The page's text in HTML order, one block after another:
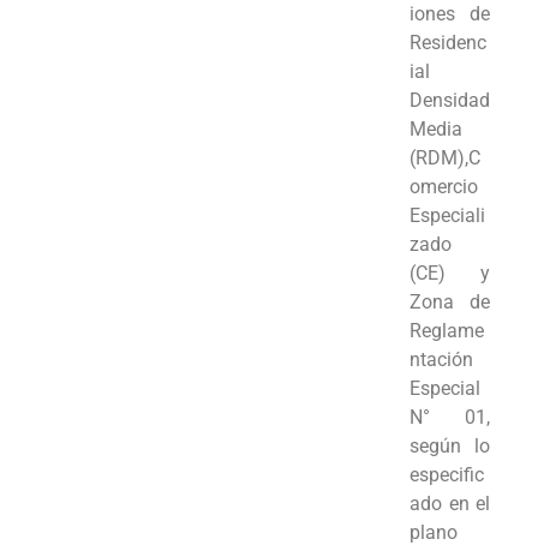
iones de
Residenc
ial
Densidad
Media
(RDM),C
omercio
Especiali
zado
(CE) y
Zona de
Reglame
ntación
Especial
N° 01,
según lo
especific
ado en el
plano